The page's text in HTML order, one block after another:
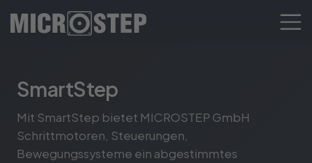
SmartStep
Mit SmartStep bietet MICROSTEP GmbH
Schrittmotoren, Steuerungen,
Bewegungssysteme ein abgestimmtes